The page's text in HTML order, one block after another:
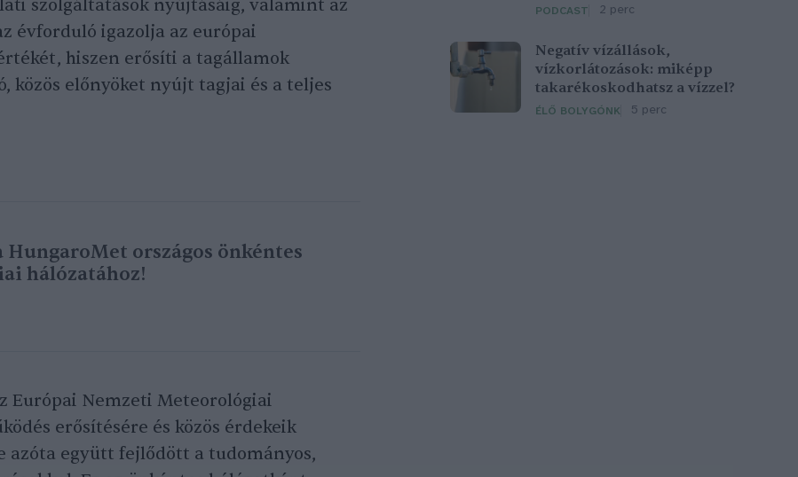
szolgáltatások nyújtásáig, valamint az
évforduló igazolja az európai
hiszen erősíti a tagállamok
közös előnyöket nyújt tagjai és a teljes
HungaroMet országos önkéntes
hálózatához!
Európai Nemzeti Meteorológiai
erősítésére és közös érdekeik
azóta együtt fejlődött a tudományos,
PODCAST 2 perc
Negatív vízállások,
vízkorlátozások: miképp
takarékoskodhatsz a vízzel?
ÉLŐ BOLYGÓNK 5 perc